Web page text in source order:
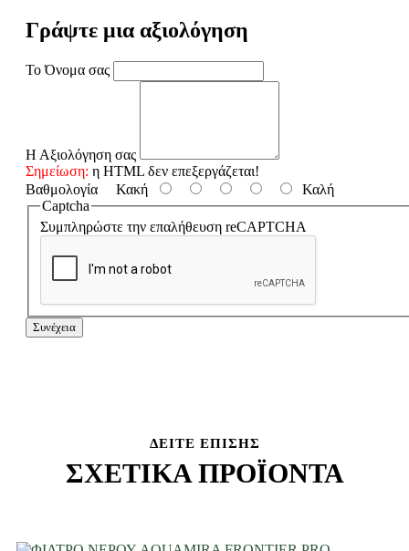
Γράψτε μια αξιολόγηση
Το Όνομα σας
Η Αξιολόγηση σας
Σημείωση: η HTML δεν επεξεργάζεται!
Βαθμολογία Κακή
Καλή
Captcha
Συμπληρώστε την επαλήθευση reCAPTCHA
Συνέχεια
ΔΕΊΤΕ ΕΠΊΣΗΣ
ΣΧΕΤΙΚΆ ΠΡΟΪΌΝΤΑ